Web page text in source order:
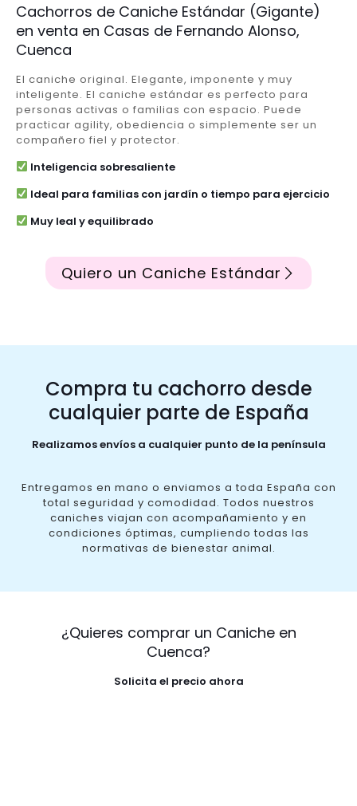
Cachorros de Caniche Estándar (Gigante)
en venta en Casas de Fernando Alonso,
Cuenca
El caniche original. Elegante, imponente y muy
inteligente. El caniche estándar es perfecto para
personas activas o familias con espacio. Puede
practicar agility, obediencia o simplemente ser un
compañero fiel y protector.
Inteligencia sobresaliente
Ideal para familias con jardín o tiempo para ejercicio
Muy leal y equilibrado
Quiero un Caniche Estándar
Compra tu cachorro desde
cualquier parte de España
Realizamos envíos a cualquier punto de la península
Entregamos en mano o enviamos a toda España con
total seguridad y comodidad. Todos nuestros
caniches viajan con acompañamiento y en
condiciones óptimas, cumpliendo todas las
normativas de bienestar animal.
¿Quieres comprar un Caniche en
Cuenca?
Solicita el precio ahora